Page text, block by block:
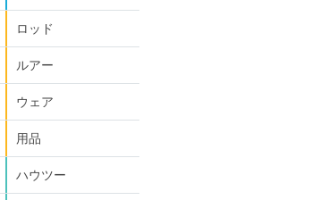
ロッド
ルアー
ウェア
用品
ハウツー